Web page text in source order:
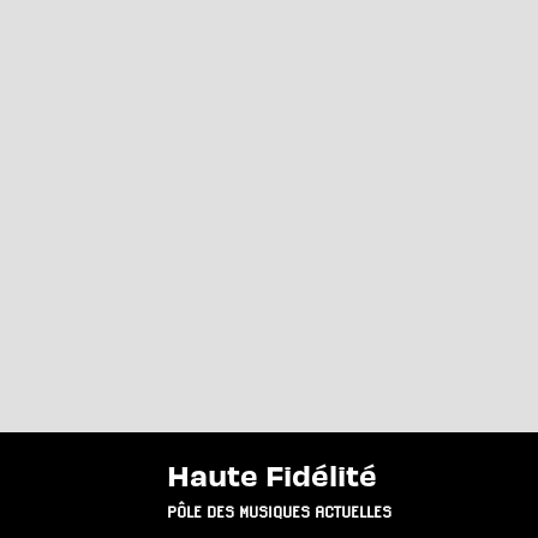
Haute Fidélité
PÔLE DES MUSIQUES ACTUELLES